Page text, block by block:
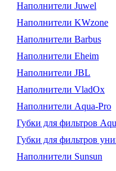
Наполнители Juwel
Наполнители KWzone
Наполнители Barbus
Наполнители Eheim
Наполнители JBL
Наполнители VladOx
Наполнители Aqua-Pro
Губки для фильтров
Губки для фильтров
Наполнители Sunsun